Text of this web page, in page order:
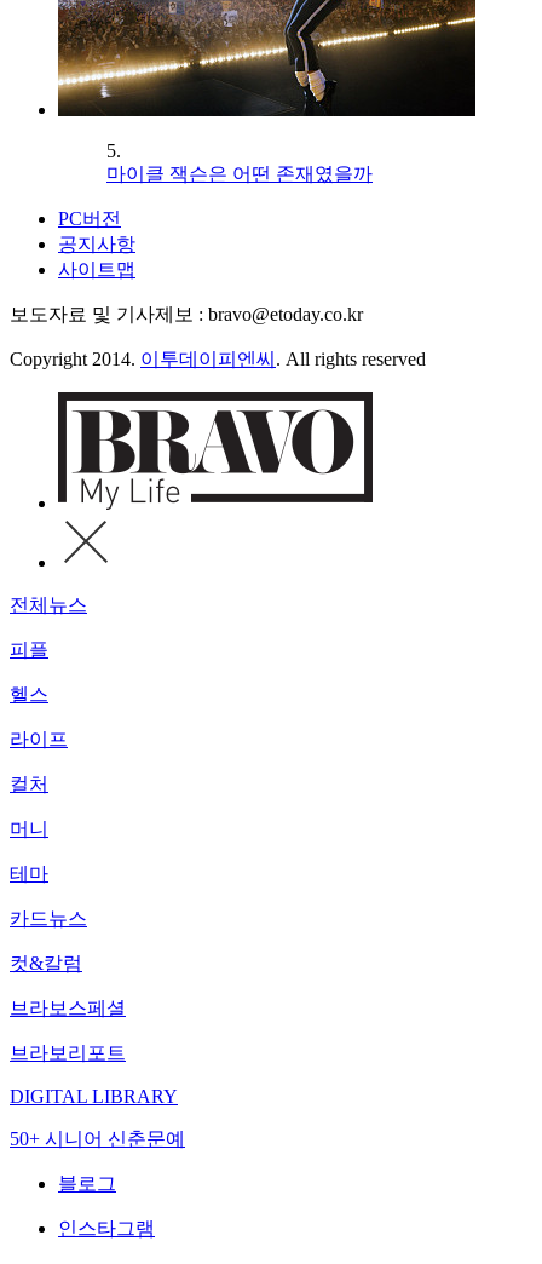
5.
마이클 잭슨은 어떤 존재였을까
PC버전
공지사항
사이트맵
보도자료 및 기사제보 : bravo@etoday.co.kr
Copyright 2014. 이투데이피엔씨 . All rights reserved
전체뉴스
피플
헬스
라이프
컬처
머니
테마
카드뉴스
컷&칼럼
브라보스페셜
브라보리포트
DIGITAL LIBRARY
50+ 시니어 신춘문예
블로그
인스타그램